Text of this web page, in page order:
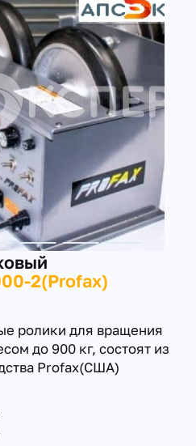
2(Profax)
ролики для вращения
до 900 кг, состоят из
Profax(США)